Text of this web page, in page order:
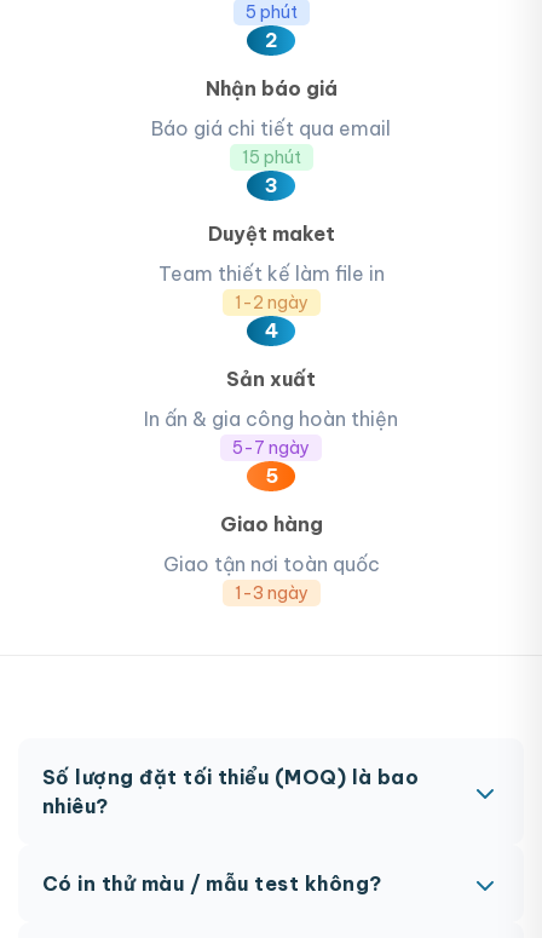
5 phút
2
Nhận báo giá
Báo giá chi tiết qua email
15 phút
3
Duyệt maket
Team thiết kế làm file in
1-2 ngày
4
Sản xuất
In ấn & gia công hoàn thiện
5-7 ngày
5
Giao hàng
Giao tận nơi toàn quốc
1-3 ngày
Số lượng đặt tối thiểu (MOQ) là bao
nhiêu?
đặc biệt có thể có MOQ khác nhau.
Có in thử màu / mẫu test không?